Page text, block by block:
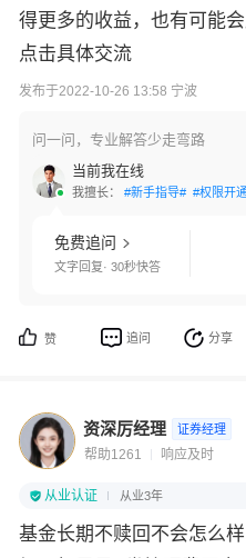
得更多的收益，也有可能
点击具体交流
发布于2022-10-26 13:58 宁波
问一问，专业解答少走弯路
当前我在线
我擅长： #新手指导# #权限开
免费追问
文字回复· 30秒快答
赞 追问 分享
资深厉经理 证券经理
帮助1261 响应及时
从业认证 从业3年
基金长期不赎回不会怎么